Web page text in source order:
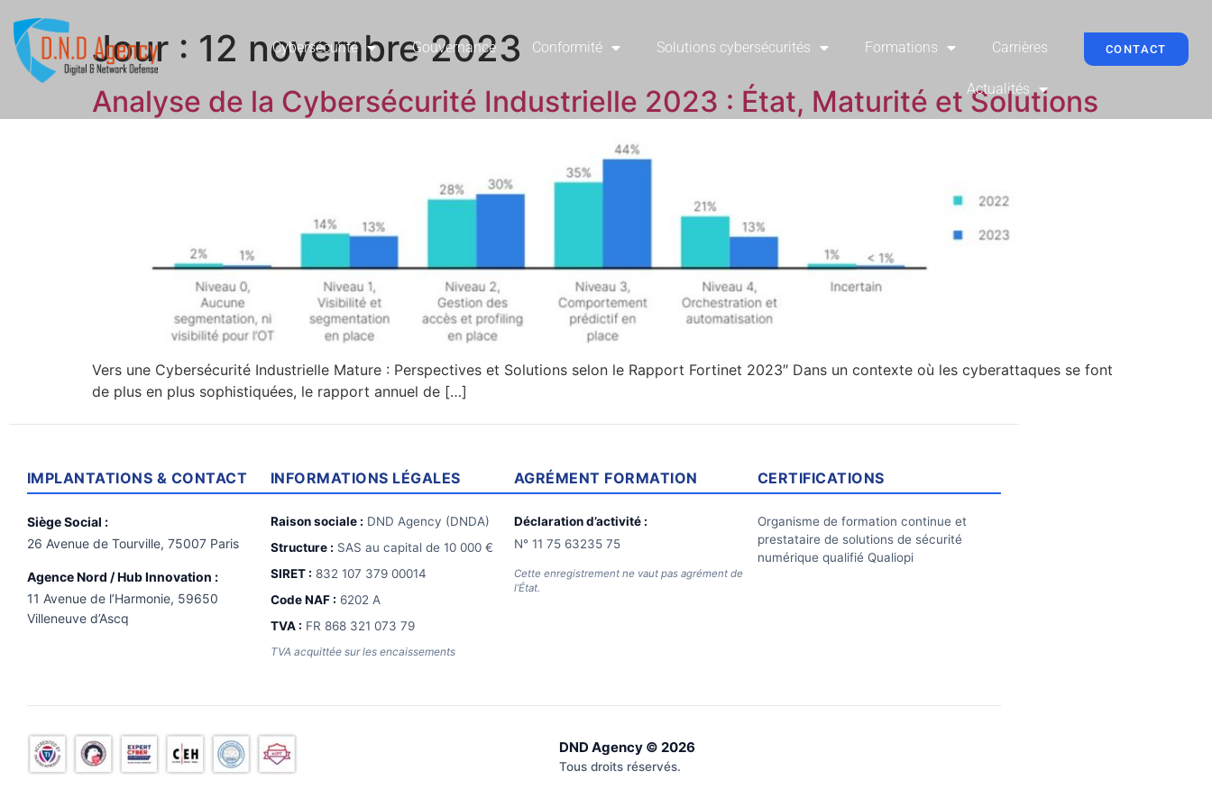
Cybersécurité Gouvernance Conformité Solutions cybersécurités Formations Carrières
Actualités
CONTACT
Jour : 12 novembre 2023
Analyse de la Cybersécurité Industrielle 2023 : État, Maturité et Solutions
Vers une Cybersécurité Industrielle Mature : Perspectives et Solutions selon le Rapport Fortinet 2023″ Dans un contexte où les cyberattaques se font
de plus en plus sophistiquées, le rapport annuel de […]
IMPLANTATIONS & CONTACT
Siège Social :
26 Avenue de Tourville, 75007 Paris
Agence Nord / Hub Innovation :
11 Avenue de l’Harmonie, 59650
Villeneuve d’Ascq
INFORMATIONS LÉGALES
Raison sociale : DND Agency (DNDA)
Structure : SAS au capital de 10 000 €
SIRET : 832 107 379 00014
Code NAF : 6202 A
TVA : FR 868 321 073 79
TVA acquittée sur les encaissements
AGRÉMENT FORMATION
Déclaration d’activité :
N° 11 75 63235 75
Cette enregistrement ne vaut pas agrément de
l’État.
CERTIFICATIONS
Organisme de formation continue et
prestataire de solutions de sécurité
numérique qualifié Qualiopi
DND Agency © 2026
Tous droits réservés.